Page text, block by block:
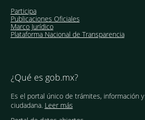
Participa
Publicaciones Oficiales
Marco Jurídico
Plataforma Nacional de Transparencia
¿Qué es gob.mx?
Es el portal único de trámites, información
ciudadana. Leer más